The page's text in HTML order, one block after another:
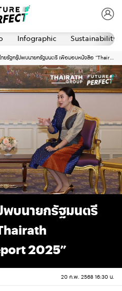
Infographic Sustainability
ผู้บริหารไทยรัฐกรุ๊ปพบนายกรัฐมนตรี เพื่อมอบหนังสือ “Thairath Sustainability Report 2025”
พบนายกรัฐมนตรี
2025”
20 ก.พ. 2568 16:30 น.